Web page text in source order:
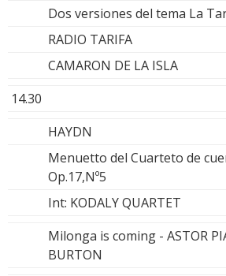
Dos versiones del tema La
RADIO TARIFA
CAMARON DE LA ISLA
14.30
HAYDN
Menuetto del Cuarteto de
Op.17,Nº5
Int: KODALY QUARTET
Milonga is coming - ASTOR
BURTON